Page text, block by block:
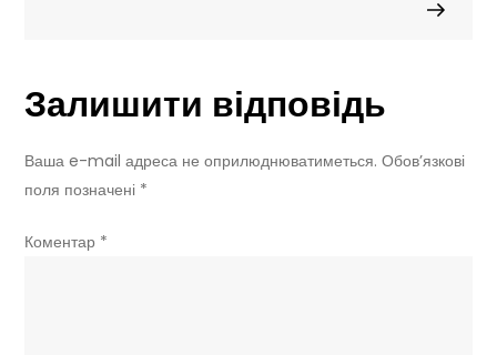
ручною
коробкою
Залишити відповідь
Ваша e-mail адреса не оприлюднюватиметься. Обов’язкові
поля позначені *
Коментар *